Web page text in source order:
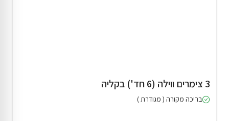
3 צימרים ווילה (6 חד') בקליה
בריכה מקורה ( מגודרת )